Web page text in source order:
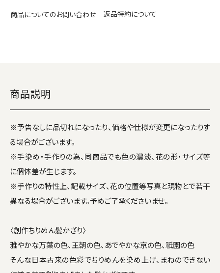
商品についてのお問い合わせ 返品特約について
商品説明
※予告なしに品切れになったり、価格や仕様が変更になったりす
る場合がございます。
※手染め・手作りの為、同商品でも色の濃淡、花の形・サイズ等
に個体差が生じます。
※手作りの特性上、記載サイズ、花の位置等写真と現物とで若干
異なる場合がございます。予めご了承くださいませ。
〈創作ちりめん髪かざり〉
雅やかな万葉の色、王朝の色、あでやかな京の色、祇園の色
そんな日本古来の色彩でちりめんを染め上げ、まねのできない